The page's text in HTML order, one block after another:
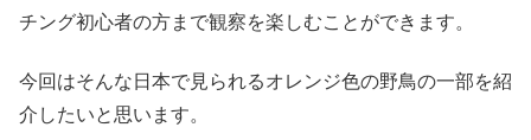
チング初心者の方まで観察を楽しむことができます。
今回はそんな日本で見られるオレンジ色の野鳥の一部を紹
介したいと思います。